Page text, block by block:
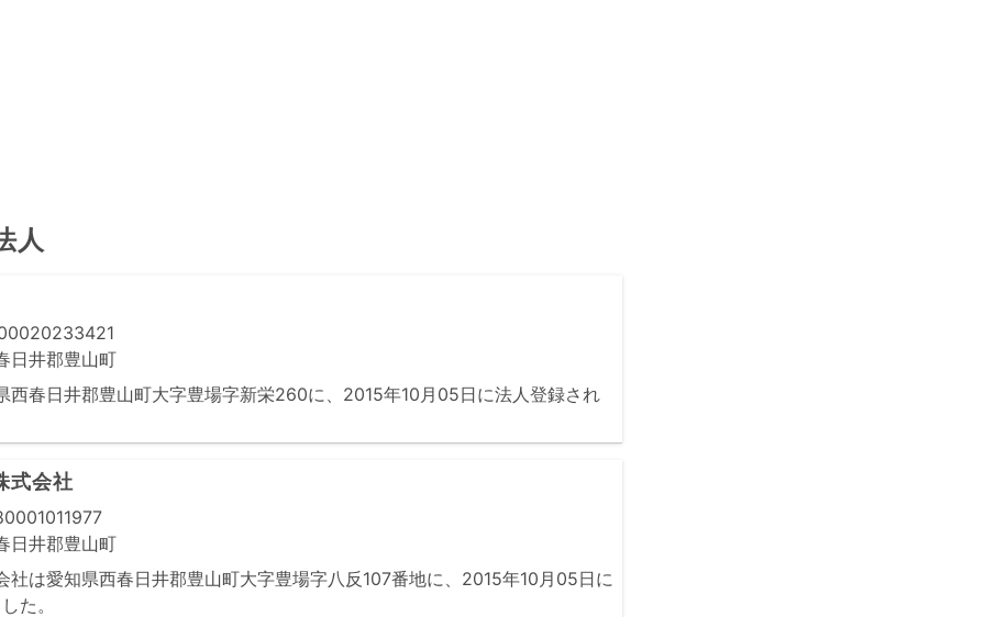
人
日井郡豊山町
西春日井郡豊山町大字豊場字新栄260に、2015年10月05日に法人登録され
式会社
日井郡豊山町
社は愛知県西春日井郡豊山町大字豊場字八反107番地に、2015年10月05日に
た。